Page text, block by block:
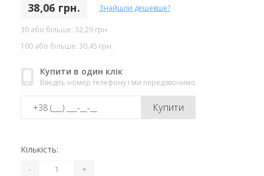
38,06 грн. Знайшли дешевше?
30 або більше: 32,29 грн.
100 або більше: 30,45 грн.
Купити в один клік
Введіть номер телефону і ми передзвонимо
Купити
Кількість:
- +